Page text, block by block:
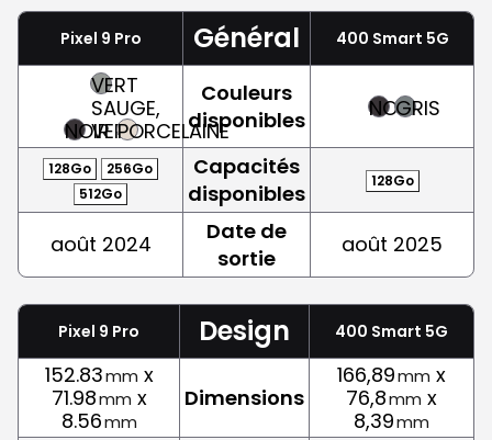
Pixel 9 Pro Général 400 Smart 5G
NOIR
VERT
SAUGE,
VERTPORCELAINE
Couleurs
disponibles
NOIRGRIS
128Go
256Go
512Go
Capacités
disponibles
128Go
août 2024
Date de
sortie
août 2025
Pixel 9 Pro Design 400 Smart 5G
152.83mm x
71.98mm x
8.56mm
Dimensions
166,89mm x
76,8mm x
8,39mm